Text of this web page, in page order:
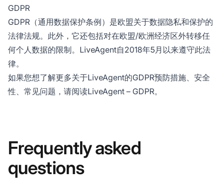
GDPR
GDPR（通用数据保护条例）是欧盟关于数据隐私和保护的
法律法规。此外，它还包括对在欧盟/欧洲经济区外转移任
何个人数据的限制。LiveAgent自2018年5月以来遵守此法
律。
如果您想了解更多关于LiveAgent的GDPR预防措施、安全
性、常见问题，请阅读LiveAgent – GDPR。
Frequently asked
questions